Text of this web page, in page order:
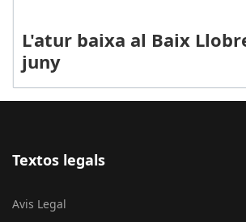
L'atur baixa al Baix
juny
Textos legals
Avis Legal